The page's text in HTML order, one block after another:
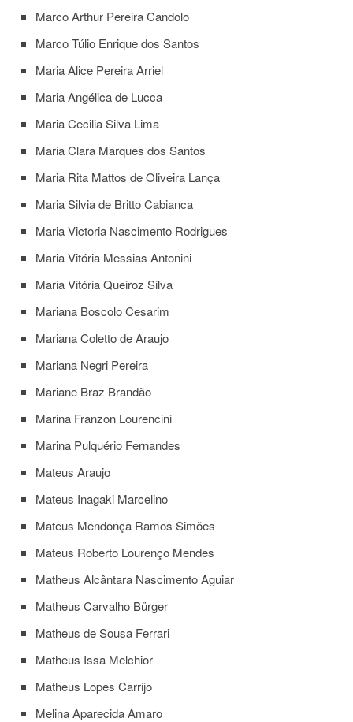
Marco Arthur Pereira Candolo
Marco Túlio Enrique dos Santos
Maria Alice Pereira Arriel
Maria Angélica de Lucca
Maria Cecilia Silva Lima
Maria Clara Marques dos Santos
Maria Rita Mattos de Oliveira Lança
Maria Silvia de Britto Cabianca
Maria Victoria Nascimento Rodrigues
Maria Vitória Messias Antonini
Maria Vitória Queiroz Silva
Mariana Boscolo Cesarim
Mariana Coletto de Araujo
Mariana Negri Pereira
Mariane Braz Brandão
Marina Franzon Lourencini
Marina Pulquério Fernandes
Mateus Araujo
Mateus Inagaki Marcelino
Mateus Mendonça Ramos Simões
Mateus Roberto Lourenço Mendes
Matheus Alcântara Nascimento Aguiar
Matheus Carvalho Bürger
Matheus de Sousa Ferrari
Matheus Issa Melchior
Matheus Lopes Carrijo
Melina Aparecida Amaro